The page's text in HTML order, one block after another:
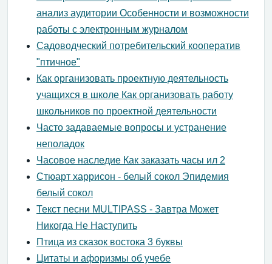
анализ аудитории Особенности и возможности
работы с электронным журналом
Садоводческий потребительский кооператив
"птичное"
Как организовать проектную деятельность
учащихся в школе Как организовать работу
школьников по проектной деятельности
Часто задаваемые вопросы и устранение
неполадок
Часовое наследие Как заказать часы ил 2
Стюарт харрисон - белый сокол Эпидемия
белый сокол
Текст песни MULTIPASS - Завтра Может
Никогда Не Наступить
Птица из сказок востока 3 буквы
Цитаты и афоризмы об учебе